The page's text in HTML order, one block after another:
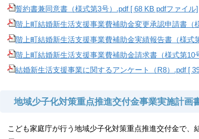
誓約書兼同意書（様式第3号）.pdf [ 68 KB pdfファイル]
階上町結婚新生活支援事業費補助金変更承認申請書（
階上町結婚新生活支援事業費補助金実績報告書（様式
階上町結婚新生活支援事業費補助金請求書（様式第10
結婚新生活支援事業に関するアンケート（R8）.pdf [
地域少子化対策重点推進交付金事業実施計画
こども家庭庁が行う地域少子化対策重点推進交付金で、